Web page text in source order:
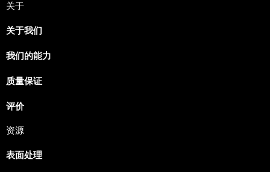
关于
关于我们
我们的能力
质量保证
评价
资源
表面处理